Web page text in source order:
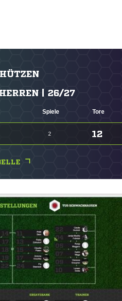
| 26/27
Spiele Tore
2 12